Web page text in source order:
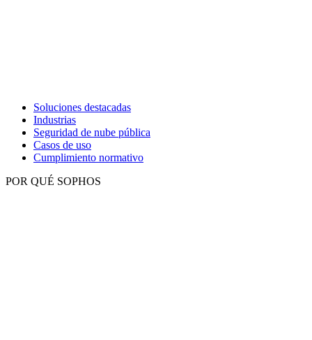
Soluciones destacadas
Industrias
Seguridad de nube pública
Casos de uso
Cumplimiento normativo
POR QUÉ SOPHOS